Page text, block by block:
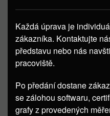
Každá úprava je
zákazníka. Kontaktujte
představu nebo nás
pracoviště.
Po předání dostane
se zálohou softwaru,
grafy z provedených